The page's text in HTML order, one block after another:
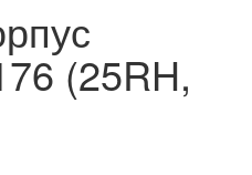
(25RH,